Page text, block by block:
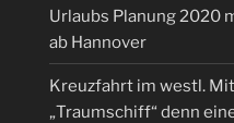
Urlaubs Planung 2020
ab Hannover
Kreuzfahrt im westl.
„Traumschiff“ denn